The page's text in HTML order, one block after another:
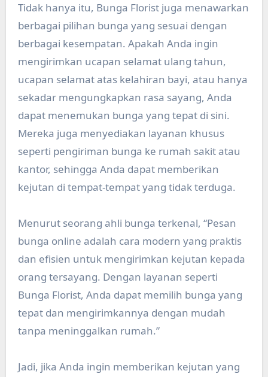
Tidak hanya itu, Bunga Florist juga menawarkan
berbagai pilihan bunga yang sesuai dengan
berbagai kesempatan. Apakah Anda ingin
mengirimkan ucapan selamat ulang tahun,
ucapan selamat atas kelahiran bayi, atau hanya
sekadar mengungkapkan rasa sayang, Anda
dapat menemukan bunga yang tepat di sini.
Mereka juga menyediakan layanan khusus
seperti pengiriman bunga ke rumah sakit atau
kantor, sehingga Anda dapat memberikan
kejutan di tempat-tempat yang tidak terduga.
Menurut seorang ahli bunga terkenal, “Pesan
bunga online adalah cara modern yang praktis
dan efisien untuk mengirimkan kejutan kepada
orang tersayang. Dengan layanan seperti
Bunga Florist, Anda dapat memilih bunga yang
tepat dan mengirimkannya dengan mudah
tanpa meninggalkan rumah.”
Jadi, jika Anda ingin memberikan kejutan yang